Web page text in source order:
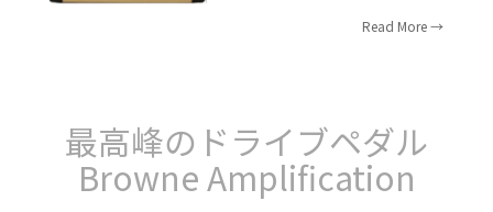
Read More
最高峰のドライブペダル
Browne Amplification